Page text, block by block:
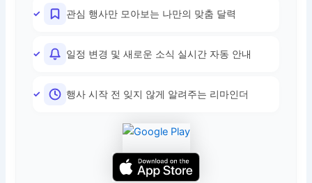
관심 행사만 모아보는 나만의 맞춤 달력
일정 변경 및 새로운 소식 실시간 자동 안내
행사 시작 전 잊지 않게 알려주는 리마인더